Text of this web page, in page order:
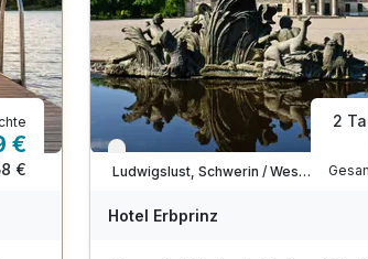
€
€
Verfügbar bis Dezember
Ludwigslust, Schwerin / Westmecklenburg
2
Hotel Erbprinz